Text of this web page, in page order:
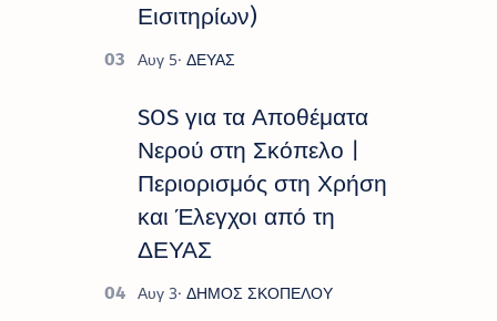
Εισιτηρίων)
SOS για τα Αποθέματα
Νερού στη Σκόπελο |
Περιορισμός στη Χρήση
και Έλεγχοι από τη
ΔΕΥΑΣ